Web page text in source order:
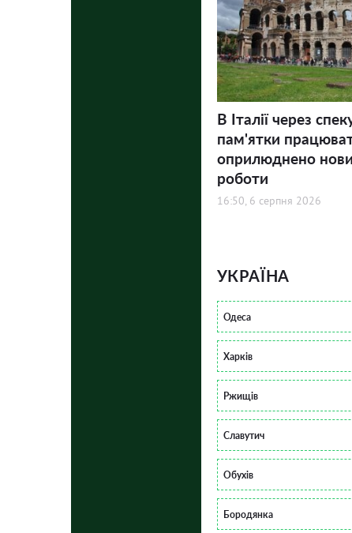
В Італії через
пам'ятки
оприлюднено
роботи
16:50, 6 серпня 2026
УКРАЇНА
Одеса
Харків
Ржищів
Славутич
Обухів
Бородянка